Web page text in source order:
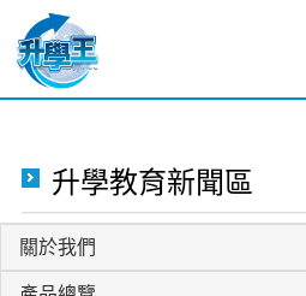
升學教育新聞區
關於我們